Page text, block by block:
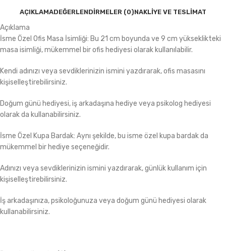
AÇIKLAMADEĞERLENDIRMELER (0)NAKLIYE VE TESLIMAT
Açıklama
İsme Özel Ofis Masa İsimliği: Bu 21 cm boyunda ve 9 cm yükseklikteki
masa isimliği, mükemmel bir ofis hediyesi olarak kullanılabilir.
Kendi adınızı veya sevdiklerinizin ismini yazdırarak, ofis masasını
kişiselleştirebilirsiniz.
Doğum günü hediyesi, iş arkadaşına hediye veya psikolog hediyesi
olarak da kullanabilirsiniz.
İsme Özel Kupa Bardak: Aynı şekilde, bu isme özel kupa bardak da
mükemmel bir hediye seçeneğidir.
Adınızı veya sevdiklerinizin ismini yazdırarak, günlük kullanım için
kişiselleştirebilirsiniz.
İş arkadaşınıza, psikoloğunuza veya doğum günü hediyesi olarak
kullanabilirsiniz.